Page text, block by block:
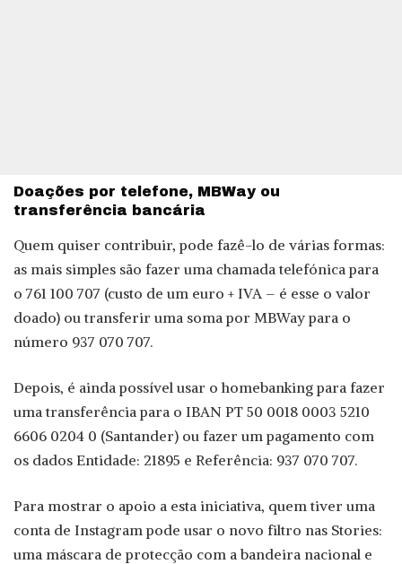
Doações por telefone, MBWay ou
transferência bancária
Quem quiser contribuir, pode fazê-lo de várias formas:
as mais simples são fazer uma chamada telefónica para
o 761 100 707 (custo de um euro + IVA – é esse o valor
doado) ou transferir uma soma por MBWay para o
número 937 070 707.
Depois, é ainda possível usar o homebanking para fazer
uma transferência para o IBAN PT 50 0018 0003 5210
6606 0204 0 (Santander) ou fazer um pagamento com
os dados Entidade: 21895 e Referência: 937 070 707.
Para mostrar o apoio a esta iniciativa, quem tiver uma
conta de Instagram pode usar o novo filtro nas Stories:
uma máscara de protecção com a bandeira nacional e